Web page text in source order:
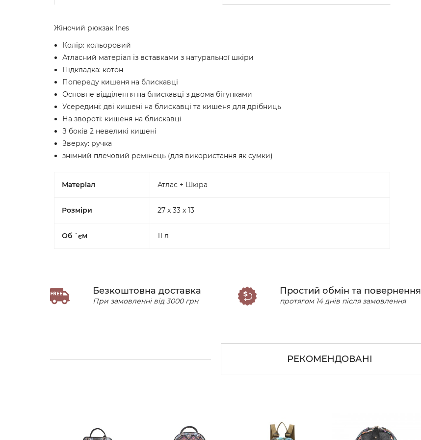
Жіночий рюкзак Ines
Колір: кольоровий
Атласний матеріал із вставками з натуральної шкіри
Підкладка: котон
Попереду кишеня на блискавці
Основне відділення на блискавці з двома бігунками
Усередині: дві кишені на блискавці та кишеня для дрібниць
На звороті: кишеня на блискавці
З боків 2 невеликі кишені
Зверху: ручка
знімний плечовий ремінець (для використання як сумки)
Матеріал Атлас + Шкіра
Розміри 27 x 33 x 13
Об `єм 11 л
Безкоштовна доставка
При замовленні від 3000 грн
Простий обмін та повернення
протягом 14 днів після замовлення
РЕКОМЕНДОВАНІ